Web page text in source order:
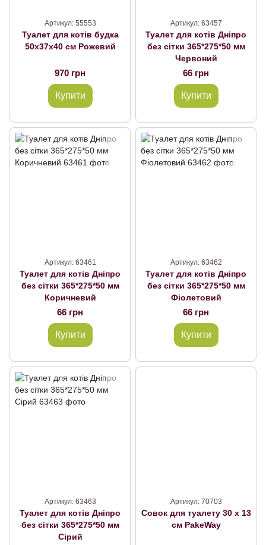
Артикул: 55553
Туалет для котів будка
50х37х40 см Рожевий
970 грн
Купити
Артикул: 63457
Туалет для котів Дніпро
без сітки 365*275*50 мм
Червоний
66 грн
Купити
Артикул: 63461
Туалет для котів Дніпро
без сітки 365*275*50 мм
Коричневий
66 грн
Купити
Артикул: 63462
Туалет для котів Дніпро
без сітки 365*275*50 мм
Фіолетовий
66 грн
Купити
Артикул: 63463
Туалет для котів Дніпро
без сітки 365*275*50 мм
Сірий
Артикул: 70703
Совок для туалету 30 x 13
см PakeWay